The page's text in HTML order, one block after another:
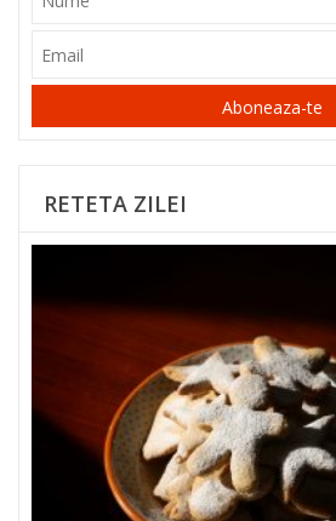
Aboneaza-te
RETETA ZILEI